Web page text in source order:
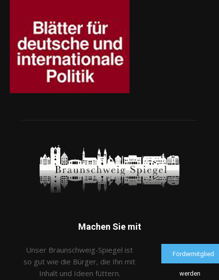
Machen Sie mit
Unser Braunschweig-Spiegel ist
so gut wie die Bürger, die Ihn mit
Inhalt und Ideen füttern.
Fördermitglied
werden